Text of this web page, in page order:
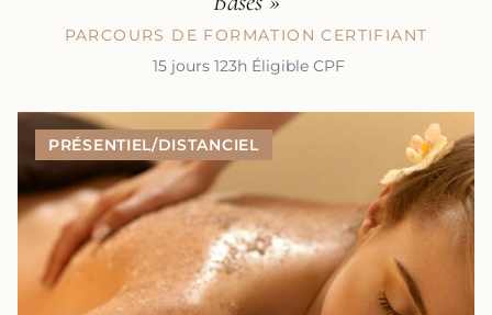
PARCOURS DE FORMATION CERTIFIANT
15 jours 123h Éligible CPF
PRÉSENTIEL/DISTANCIEL